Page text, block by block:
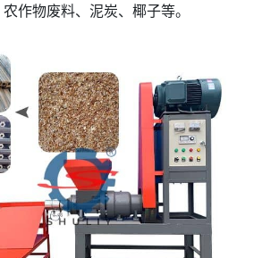
作物废料、泥炭、椰子等。